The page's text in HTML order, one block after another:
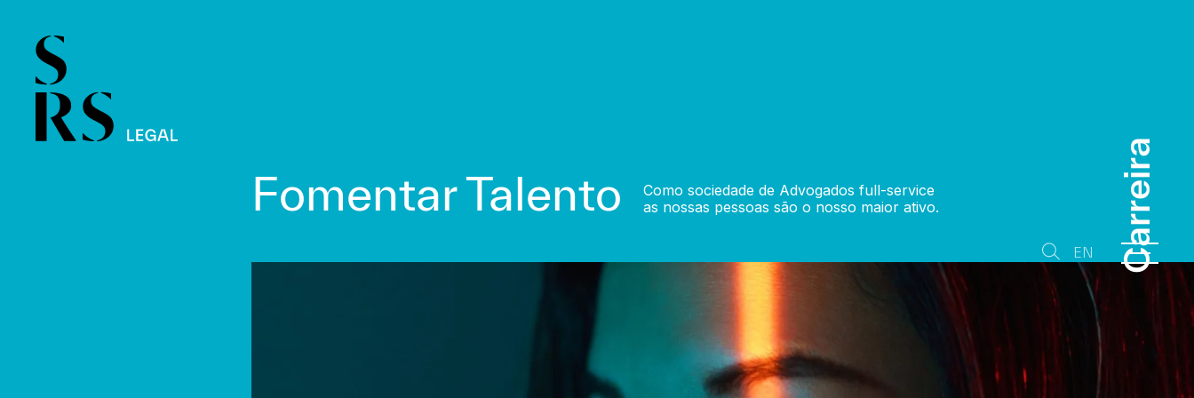
Carreira
Carreira
Carreira
EN
Fomentar Talento
Como sociedade de Advogados full-service
as nossas pessoas são o nosso maior ativo.